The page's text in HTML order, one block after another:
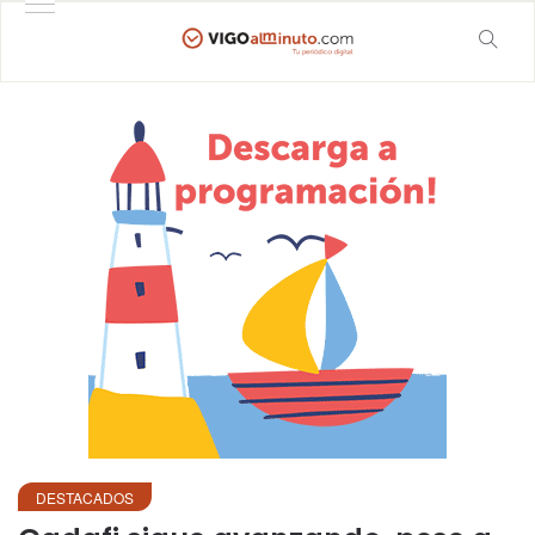
DESTACADOS